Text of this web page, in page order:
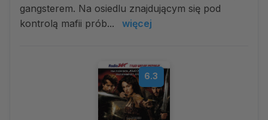
gangsterem. Na osiedlu znajdującym się pod
kontrolą mafii prób...
więcej
6.3